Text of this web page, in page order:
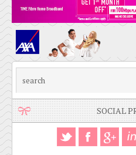
SOCIAL